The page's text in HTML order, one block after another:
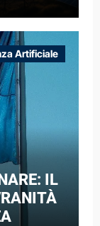
DELLA
Artificiale
IL